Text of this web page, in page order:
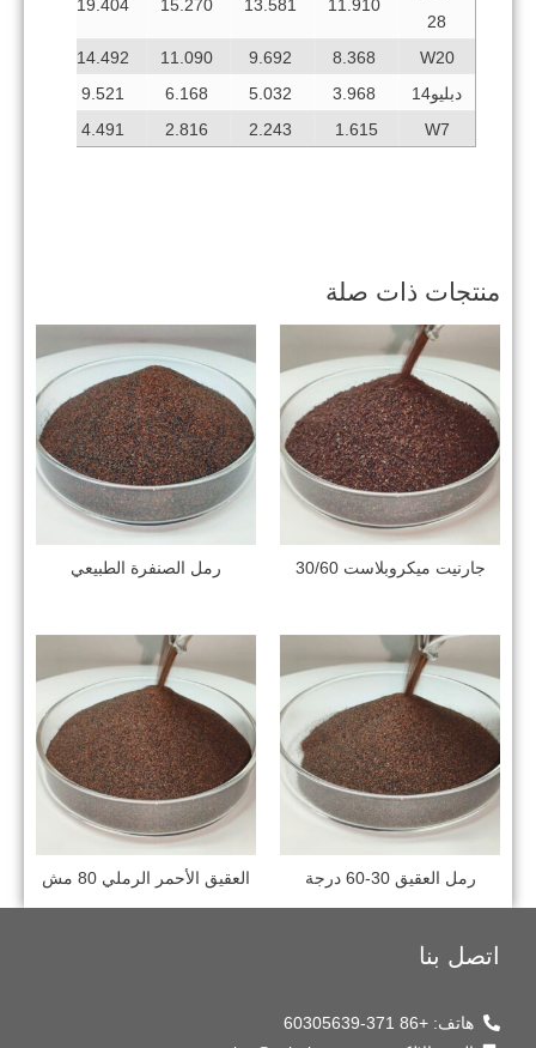
28
W20
دبليو14
W7
1.615
منتجات ذات صلة
جارنيت ميكروبلاست 30/60 رمل الصنفرة الطبيعي
رمل العقيق 30-60 درجة العقيق الأحمر الرملي 80 مش
اتصل بنا
هاتف: +86 371-60305639